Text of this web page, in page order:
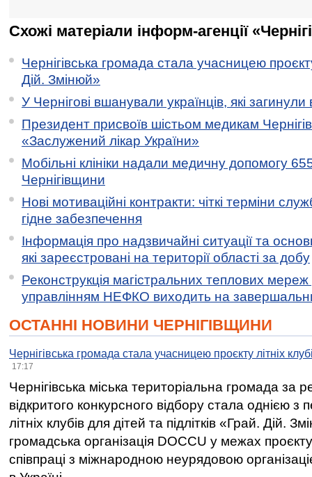
Схожі матеріали інформ-агенції
Чернігівська громада стала учасницею
Дій. Змінюй»
У Чернігові вшанували українців, які загинули
Президент присвоїв шістьом медикам
«Заслужений лікар України»
Мобільні клініки надали медичну допомогу
Чернігівщини
Нові мотиваційні контракти: чіткі терміни
гідне забезпечення
Інформація про надзвичайні ситуації та
які зареєстровані на території області за добу
Реконструкція магістральних теплових мереж
управлінням НЕФКО виходить на
ОСТАННІ НОВИНИ ЧЕРНІГІВЩИНИ
Чернігівська громада стала учасницею проєкту літніх
17:17
Чернігівська міська територіальна громада за
відкритого конкурсного відбору стала однією
літніх клубів для дітей та підлітків «Грай. Дій.
громадська організація DOCCU у межах
співпраці з міжнародною неурядовою